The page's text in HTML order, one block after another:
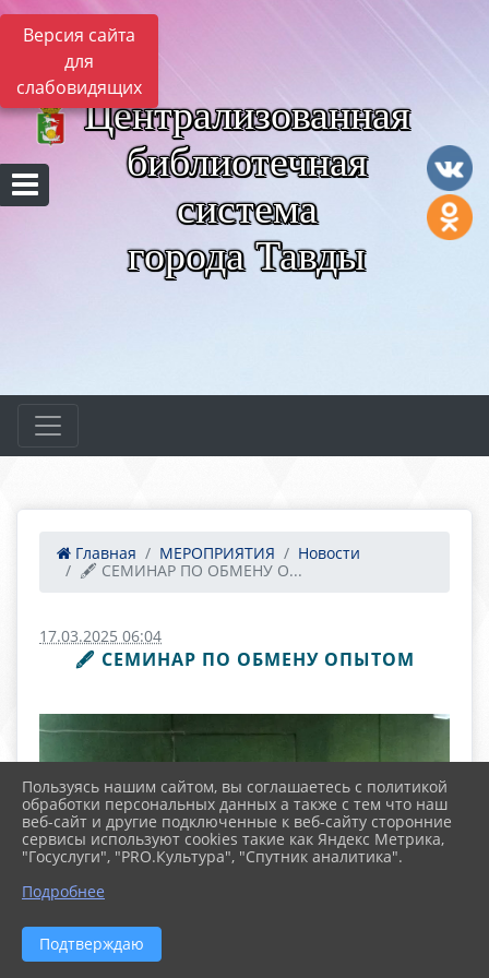
Версия сайта
для
слабовидящих
Централизованная
библиотечная
система
города Тавды
Главная МЕРОПРИЯТИЯ
Новости
🖋️ СЕМИНАР ПО ОБМЕНУ О...
17.03.2025 06:04
🖋️ СЕМИНАР ПО ОБМЕНУ ОПЫТОМ
Пользуясь нашим сайтом, вы соглашаетесь с политикой
обработки персональных данных а также с тем что наш
веб-сайт и другие подключенные к веб-сайту сторонние
сервисы используют cookies такие как Яндекс Метрика,
"Госуслуги", "PRO.Культура", "Спутник аналитика".
Подробнее
Подтверждаю